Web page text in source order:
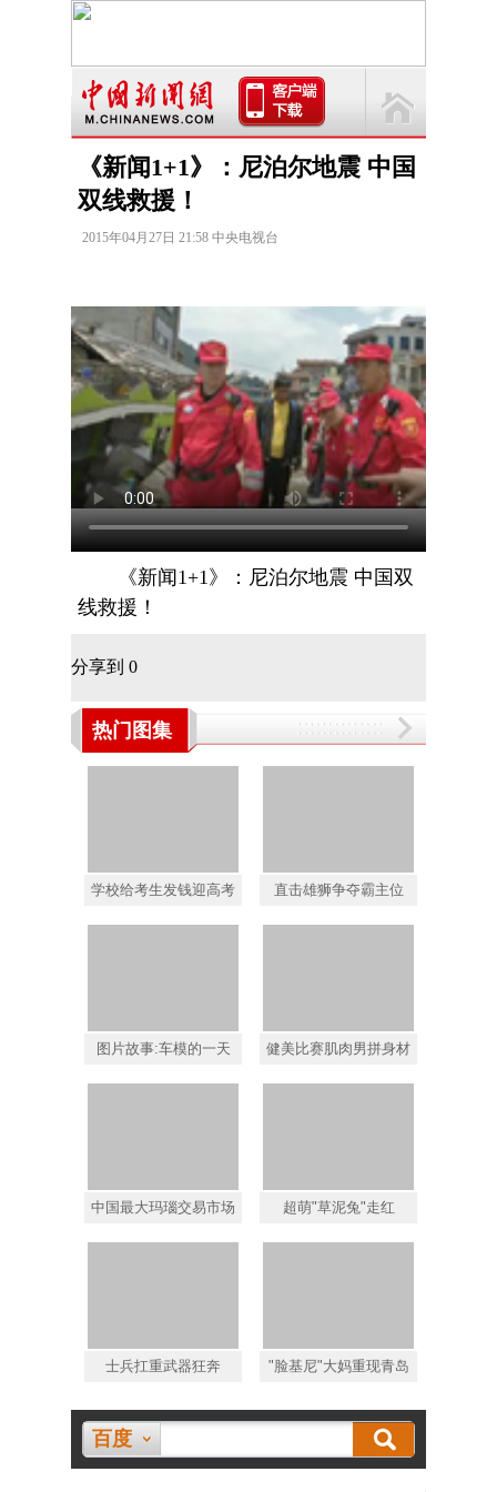
《新闻1+1》：尼泊尔地震 中国
双线救援！
2015年04月27日 21:58 中央电视台
《新闻1+1》：尼泊尔地震 中国双
线救援！
分享到 0
热门图集
学校给考生发钱迎高考 直击雄狮争夺霸主位
图片故事:车模的一天 健美比赛肌肉男拼身材
中国最大玛瑙交易市场 超萌"草泥兔"走红
士兵扛重武器狂奔 "脸基尼"大妈重现青岛
百度